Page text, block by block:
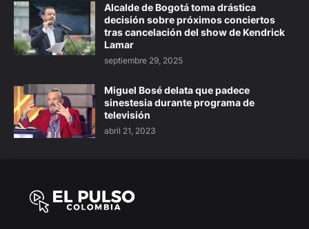
Alcalde de Bogotá toma drástica
decisión sobre próximos conciertos
tras cancelación del show de Kendrick
Lamar
septiembre 29, 2025
Miguel Bosé delata que padece
sinestesia durante programa de
televisión
abril 21, 2023